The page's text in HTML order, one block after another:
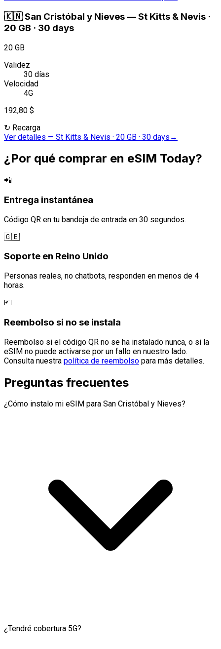
🇰🇳San Cristóbal y Nieves—St Kitts & Nevis ·
20 GB · 30 days
20 GB
Validez
30 días
Velocidad
4G
192,80 $
↻ Recarga
Ver detalles — St Kitts & Nevis · 20 GB · 30 days →
¿Por qué comprar en eSIM Today?
📲
Entrega instantánea
Código QR en tu bandeja de entrada en 30 segundos.
🇬🇧
Soporte en Reino Unido
Personas reales, no chatbots, responden en menos de 4
horas.
💷
Reembolso si no se instala
Reembolso si el código QR no se ha instalado nunca, o si la
eSIM no puede activarse por un fallo en nuestro lado.
Consulta nuestra política de reembolso para más detalles.
Preguntas frecuentes
¿Cómo instalo mi eSIM para San Cristóbal y Nieves?
¿Tendré cobertura 5G?